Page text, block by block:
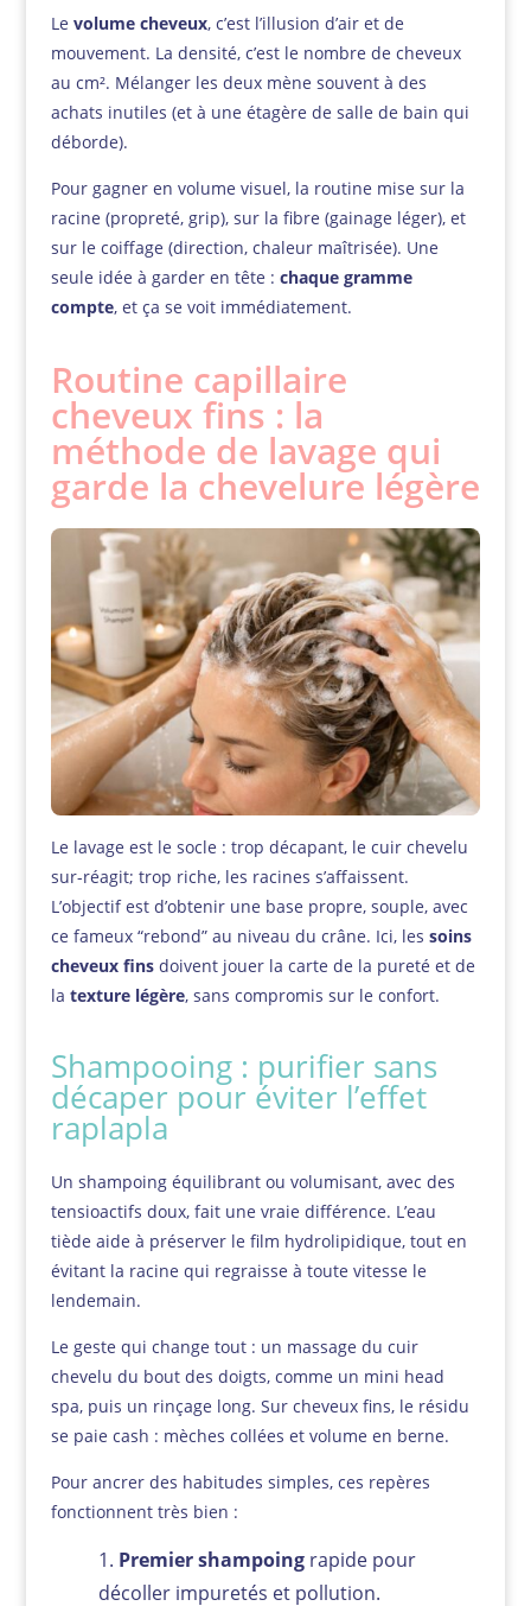
Le volume cheveux, c’est l’illusion d’air et de
mouvement. La densité, c’est le nombre de cheveux
au cm². Mélanger les deux mène souvent à des
achats inutiles (et à une étagère de salle de bain qui
déborde).
Pour gagner en volume visuel, la routine mise sur la
racine (propreté, grip), sur la fibre (gainage léger), et
sur le coiffage (direction, chaleur maîtrisée). Une
seule idée à garder en tête : chaque gramme
compte, et ça se voit immédiatement.
Routine capillaire
cheveux fins : la
méthode de lavage qui
garde la chevelure légère
Le lavage est le socle : trop décapant, le cuir chevelu
sur-réagit; trop riche, les racines s’affaissent.
L’objectif est d’obtenir une base propre, souple, avec
ce fameux “rebond” au niveau du crâne. Ici, les soins
cheveux finsdoivent jouer la carte de la pureté et de
la texture légère, sans compromis sur le confort.
Shampooing : purifier sans
décaper pour éviter l’effet
raplapla
Un shampoing équilibrant ou volumisant, avec des
tensioactifs doux, fait une vraie différence. L’eau
tiède aide à préserver le film hydrolipidique, tout en
évitant la racine qui regraisse à toute vitesse le
lendemain.
Le geste qui change tout : un massage du cuir
chevelu du bout des doigts, comme un mini head
spa, puis un rinçage long. Sur cheveux fins, le résidu
se paie cash : mèches collées et volume en berne.
Pour ancrer des habitudes simples, ces repères
fonctionnent très bien :
Premier shampoingrapide pour
décoller impuretés et pollution.